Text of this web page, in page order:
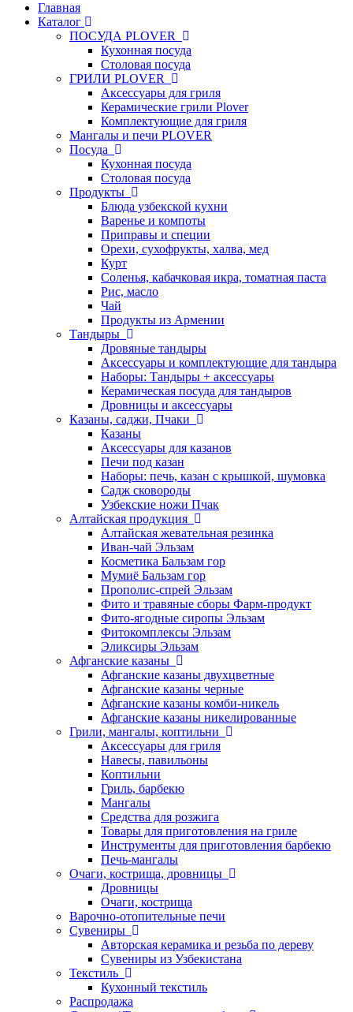
Главная
Каталог
ПОСУДА PLOVER
Кухонная посуда
Столовая посуда
ГРИЛИ PLOVER
Аксессуары для гриля
Керамические грили Plover
Комплектующие для гриля
Мангалы и печи PLOVER
Посуда
Кухонная посуда
Столовая посуда
Продукты
Блюда узбекской кухни
Варенье и компоты
Приправы и специи
Орехи, сухофрукты, халва, мед
Курт
Соленья, кабачковая икра, томатная паста
Рис, масло
Чай
Продукты из Армении
Тандыры
Дровяные тандыры
Аксессуары и комплектующие для тандыра
Наборы: Тандыры + аксессуары
Керамическая посуда для тандыров
Дровницы и аксессуары
Казаны, саджи, Пчаки
Казаны
Аксессуары для казанов
Печи под казан
Наборы: печь, казан с крышкой, шумовка
Садж сковороды
Узбекские ножи Пчак
Алтайская продукция
Алтайская жевательная резинка
Иван-чай Эльзам
Косметика Бальзам гор
Мумиё Бальзам гор
Прополис-спрей Эльзам
Фито и травяные сборы Фарм-продукт
Фито-ягодные сиропы Эльзам
Фитокомплексы Эльзам
Эликсиры Эльзам
Афганские казаны
Афганские казаны двухцветные
Афганские казаны черные
Афганские казаны комби-никель
Афганские казаны никелированные
Грили, мангалы, коптильни
Аксессуары для гриля
Навесы, павильоны
Коптильни
Гриль, барбекю
Мангалы
Средства для розжига
Товары для приготовления на гриле
Инструменты для приготовления барбекю
Печь-мангалы
Очаги, кострища, дровницы
Дровницы
Очаги, кострища
Варочно-отопительные печи
Сувениры
Авторская керамика и резьба по дереву
Сувениры из Узбекистана
Текстиль
Кухонный текстиль
Распродажа